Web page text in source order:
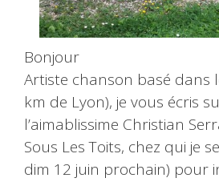
Bonjour
Artiste chanson basé dans
km de Lyon), je vous écris
l’aimablissime Christian
Sous Les Toits, chez qui je
dim 12 juin prochain) pour